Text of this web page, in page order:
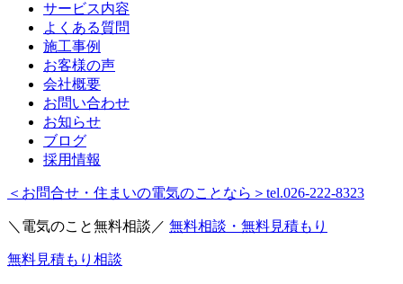
サービス内容
よくある質問
施工事例
お客様の声
会社概要
お問い合わせ
お知らせ
ブログ
採用情報
＜お問合せ・住まいの電気のことなら＞ tel.026-222-8323
＼電気のこと無料相談／ 無料相談・無料見積もり
無料見積もり相談